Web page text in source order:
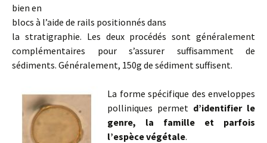
bien en
blocs à l’aide de rails positionnés dans
la stratigraphie. Les deux procédés sont généralement
complémentaires pour s’assurer suffisamment de
sédiments. Généralement, 150g de sédiment suffisent.
La forme spécifique des enveloppes
polliniques permet d’identifier le
genre, la famille et parfois
l’espèce végétale.